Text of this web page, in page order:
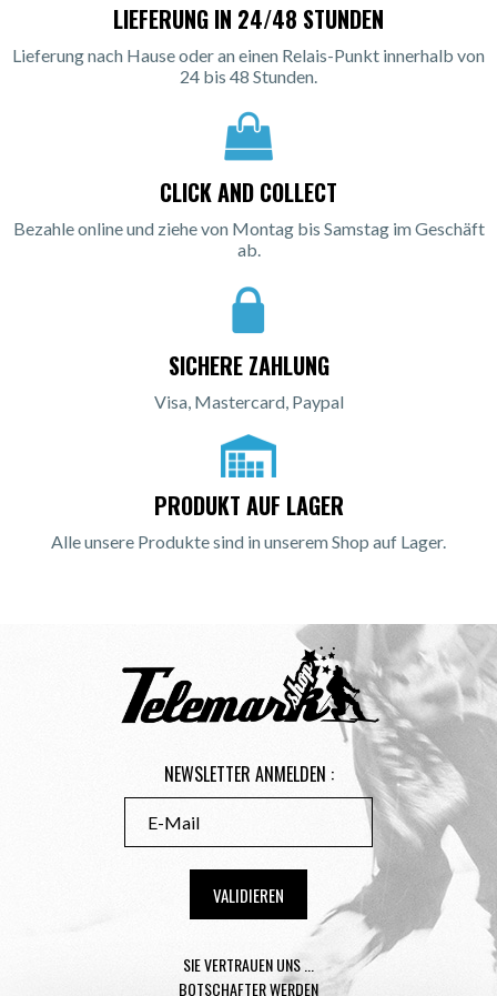
LIEFERUNG IN 24/48 STUNDEN
Lieferung nach Hause oder an einen Relais-Punkt innerhalb von
24 bis 48 Stunden.
CLICK AND COLLECT
Bezahle online und ziehe von Montag bis Samstag im Geschäft
ab.
SICHERE ZAHLUNG
Visa, Mastercard, Paypal
PRODUKT AUF LAGER
Alle unsere Produkte sind in unserem Shop auf Lager.
NEWSLETTER ANMELDEN :
SIE VERTRAUEN UNS ...
BOTSCHAFTER WERDEN